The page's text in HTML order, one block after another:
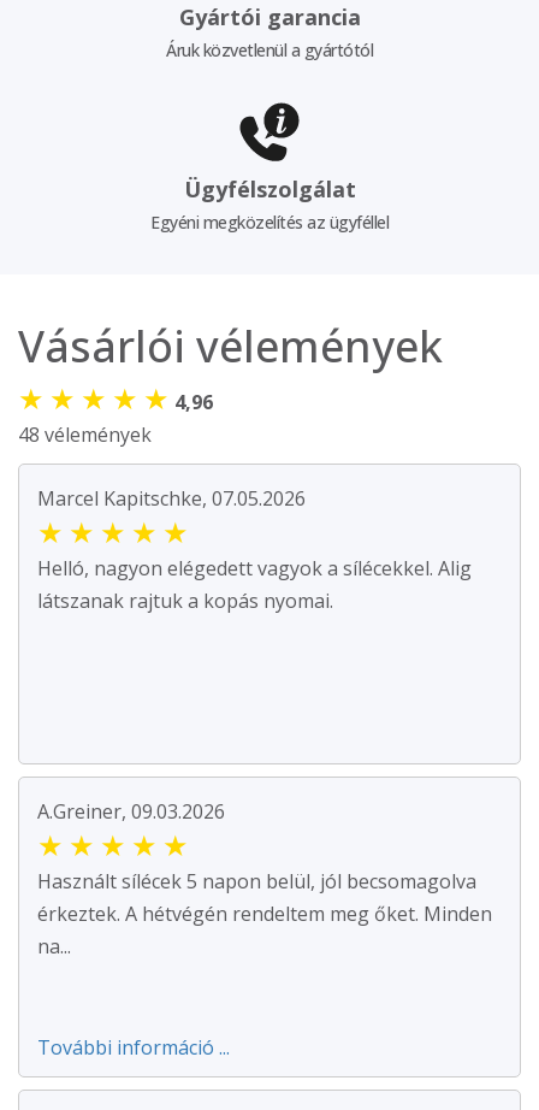
Gyártói garancia
Áruk közvetlenül a gyártótól
Ügyfélszolgálat
Egyéni megközelítés az ügyféllel
Vásárlói vélemények
★ ★ ★ ★ ★ 4,96
48 vélemények
Marcel Kapitschke, 07.05.2026
★ ★ ★ ★ ★
Helló, nagyon elégedett vagyok a sílécekkel. Alig
látszanak rajtuk a kopás nyomai.
A.Greiner, 09.03.2026
★ ★ ★ ★ ★
Használt sílécek 5 napon belül, jól becsomagolva
érkeztek. A hétvégén rendeltem meg őket. Minden
na...
További információ ...